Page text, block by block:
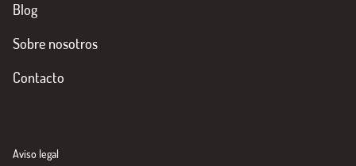
Blog
Sobre nosotros
Contacto
Aviso legal